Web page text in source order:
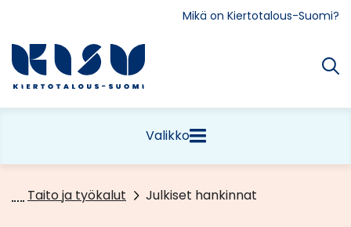
Mikä on Kiertotalous-Suomi?
Etusivu
Valikko
Taito ja työkalut Julkiset hankinnat